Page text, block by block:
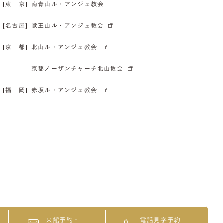
[東 京] 南青山ル・アンジェ教会
[名古屋] 覚王山ル・アンジェ教会
[京 都] 北山ル・アンジェ教会
京都ノーザンチャーチ北山教会
[福 岡] 赤坂ル・アンジェ教会
来館予約・ 電話見学予約